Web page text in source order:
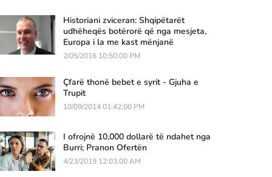
Historiani zviceran: Shqipëtarët
udhëheqës botërorë që nga mesjeta,
Europa i la me kast mënjanë
2/05/2016 10:50:00 PM
Çfarë thonë bebet e syrit - Gjuha e
Trupit
10/09/2014 01:42:00 PM
I ofrojnë 10,000 dollarë të ndahet nga
Burri; Pranon Ofertën
4/23/2019 12:03:00 AM